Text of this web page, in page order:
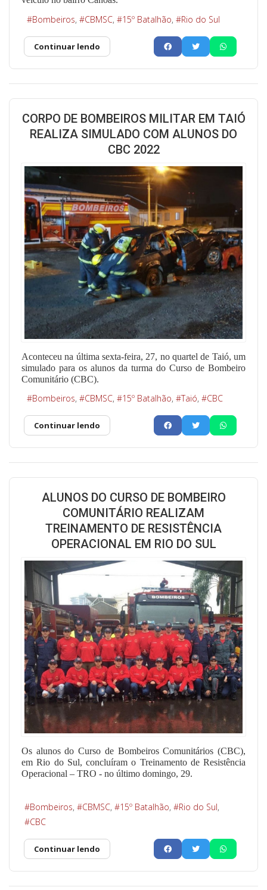
Bombeiros CBMSC 15º Batalhão Rio do Sul
Continuar lendo
CORPO DE BOMBEIROS MILITAR EM TAIÓ
REALIZA SIMULADO COM ALUNOS DO
CBC 2022
Aconteceu na última sexta-feira, 27, no quartel de Taió, um
simulado para os alunos da turma do Curso de Bombeiro
Comunitário (CBC).
Bombeiros CBMSC 15º Batalhão Taió CBC
Continuar lendo
ALUNOS DO CURSO DE BOMBEIRO
COMUNITÁRIO REALIZAM
TREINAMENTO DE RESISTÊNCIA
OPERACIONAL EM RIO DO SUL
Os alunos do Curso de Bombeiros Comunitários (CBC),
em Rio do Sul, concluíram o Treinamento de Resistência
Operacional – TRO - no último domingo, 29.
Bombeiros CBMSC 15º Batalhão
Rio do Sul
CBC
Continuar lendo